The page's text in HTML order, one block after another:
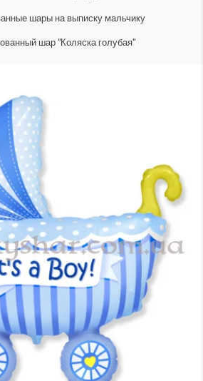
шары на выписку мальчику
шар "Коляска голубая"